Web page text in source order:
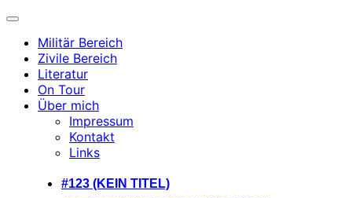
Navigation
umschalten
Militär Bereich
Zivile Bereich
Literatur
On Tour
Über mich
Impressum
Kontakt
Links
#123 (KEIN TITEL)